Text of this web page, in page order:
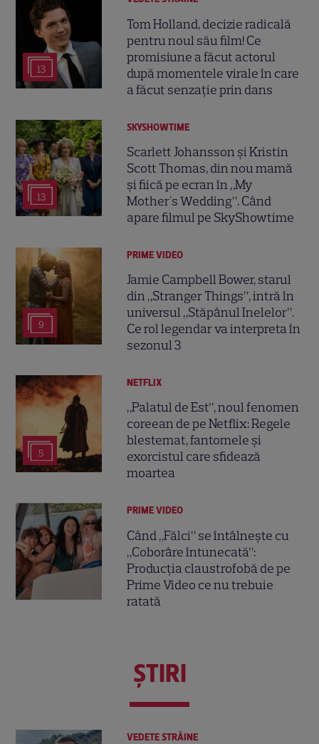
13
Tom Holland, decizie radicală
pentru noul său film! Ce
promisiune a făcut actorul
după momentele virale în care
a făcut senzație prin dans
13
SKYSHOWTIME
Scarlett Johansson și Kristin
Scott Thomas, din nou mamă
și fiică pe ecran în „My
Mother's Wedding”. Când
apare filmul pe SkyShowtime
9
PRIME VIDEO
Jamie Campbell Bower, starul
din „Stranger Things”, intră în
universul „Stăpânul Inelelor”.
Ce rol legendar va interpreta în
sezonul 3
5
NETFLIX
„Palatul de Est”, noul fenomen
coreean de pe Netflix: Regele
blestemat, fantomele și
exorcistul care sfidează
moartea
PRIME VIDEO
Când „Fălci” se întâlnește cu
„Coborâre întunecată”:
Producția claustrofobă de pe
Prime Video ce nu trebuie
ratată
ŞTIRI
VEDETE STRĂINE